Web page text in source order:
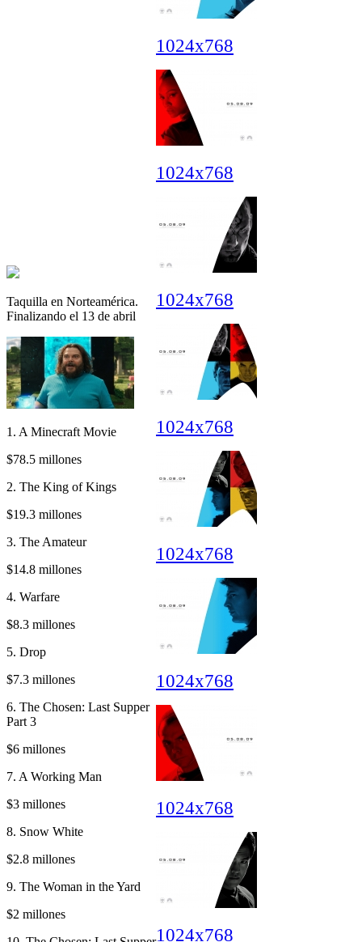
Taquilla en Norteamérica.
Finalizando el 13 de abril
1. A Minecraft Movie
$78.5 millones
2. The King of Kings
$19.3 millones
3. The Amateur
$14.8 millones
4. Warfare
$8.3 millones
5. Drop
$7.3 millones
6. The Chosen: Last Supper
Part 3
$6 millones
7. A Working Man
$3 millones
8. Snow White
$2.8 millones
9. The Woman in the Yard
$2 millones
1024x768
1024x768
1024x768
1024x768
1024x768
1024x768
1024x768
1024x768